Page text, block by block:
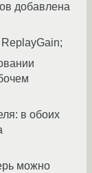
добавлена
в обоих
можно